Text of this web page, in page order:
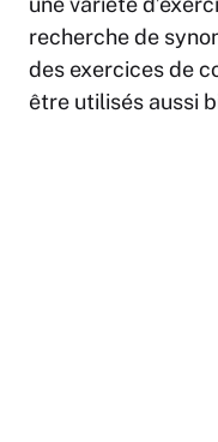
recherche de
des exercices de
être utilisés aussi